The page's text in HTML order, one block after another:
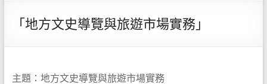
「地方文史導覽與旅遊市場實務」
主題：地方文史導覽與旅遊市場實務